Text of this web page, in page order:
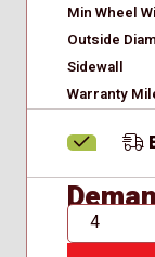
Min Wheel
Outside
Sidewall
Warranty
QTÉ